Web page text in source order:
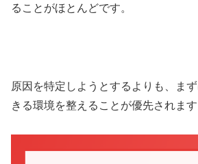
ることがほとんどです。
原因を特定しようとするよりも、ま
きる環境を整えることが優先されます